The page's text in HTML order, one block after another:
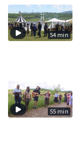
54 min
55 min